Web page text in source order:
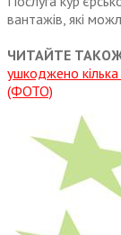
вантажів, які
ЧИТАЙТЕ
ушкоджено
(ФОТО)